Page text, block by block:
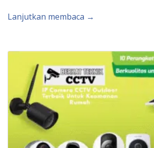
Lanjutkan membaca →